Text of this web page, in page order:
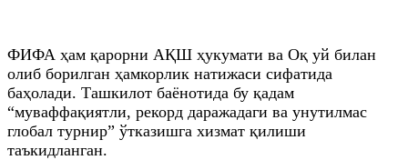
ФИФА ҳам қарорни АҚШ ҳукумати ва Оқ уй билан
олиб борилган ҳамкорлик натижаси сифатида
баҳолади. Ташкилот баёнотида бу қадам
“муваффақиятли, рекорд даражадаги ва унутилмас
глобал турнир” ўтказишга хизмат қилиши
таъкидланган.